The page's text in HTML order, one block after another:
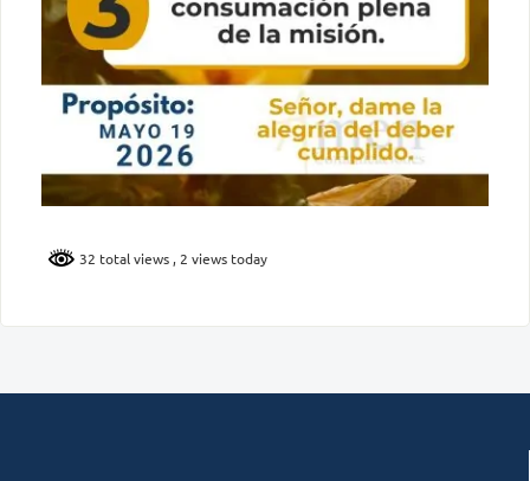
32 total views , 2 views today